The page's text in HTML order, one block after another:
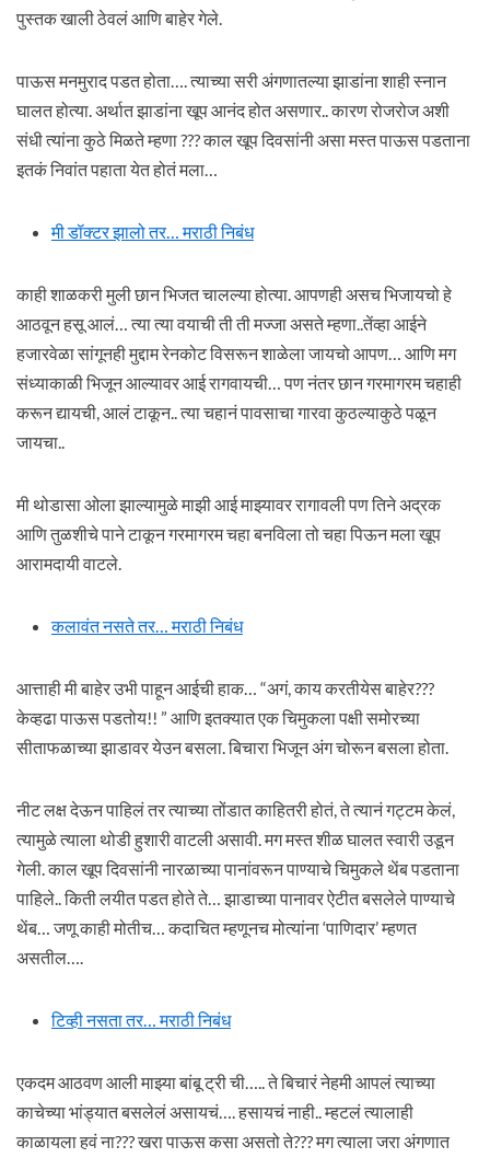
पुस्तक खाली ठेवलं आणि बाहेर गेले.
पाऊस मनमुराद पडत होता…. त्याच्या सरी अंगणातल्या झाडांना शाही स्नान
घालत होत्या. अर्थात झाडांना खूप आनंद होत असणार.. कारण रोजरोज अशी
संधी त्यांना कुठे मिळते म्हणा ??? काल खूप दिवसांनी असा मस्त पाऊस पडताना
इतकं निवांत पहाता येत होतं मला…
मी डॉक्टर झालो तर… मराठी निबंध
काही शाळकरी मुली छान भिजत चालल्या होत्या. आपणही असच भिजायचो हे
आठवून हसू आलं… त्या त्या वयाची ती ती मज्जा असते म्हणा..तेंव्हा आईने
हजारवेळा सांगूनही मुद्दाम रेनकोट विसरून शाळेला जायचो आपण… आणि मग
संध्याकाळी भिजून आल्यावर आई रागवायची… पण नंतर छान गरमागरम चहाही
करून द्यायची, आलं टाकून.. त्या चहानं पावसाचा गारवा कुठल्याकुठे पळून
जायचा..
मी थोडासा ओला झाल्यामुळे माझी आई माझ्यावर रागावली पण तिने अद्रक
आणि तुळशीचे पाने टाकून गरमागरम चहा बनविला तो चहा पिऊन मला खूप
आरामदायी वाटले.
कलावंत नसते तर… मराठी निबंध
आत्ताही मी बाहेर उभी पाहून आईची हाक… “अगं, काय करतीयेस बाहेर???
केव्हढा पाऊस पडतोय!! ” आणि इतक्यात एक चिमुकला पक्षी समोरच्या
सीताफळाच्या झाडावर येउन बसला. बिचारा भिजून अंग चोरून बसला होता.
नीट लक्ष देऊन पाहिलं तर त्याच्या तोंडात काहितरी होतं, ते त्यानं गट्टम केलं,
त्यामुळे त्याला थोडी हुशारी वाटली असावी. मग मस्त शीळ घालत स्वारी उडून
गेली. काल खूप दिवसांनी नारळाच्या पानांवरून पाण्याचे चिमुकले थेंब पडताना
पाहिले.. किती लयीत पडत होते ते… झाडाच्या पानावर ऐटीत बसलेले पाण्याचे
थेंब… जणू काही मोतीच… कदाचित म्हणूनच मोत्यांना ‘पाणिदार’ म्हणत
असतील….
टिव्ही नसता तर… मराठी निबंध
एकदम आठवण आली माझ्या बांबू ट्री ची….. ते बिचारं नेहमी आपलं त्याच्या
काचेच्या भांड्यात बसलेलं असायचं…. हसायचं नाही.. म्हटलं त्यालाही
काळायला हवं ना??? खरा पाऊस कसा असतो ते??? मग त्याला जरा अंगणात